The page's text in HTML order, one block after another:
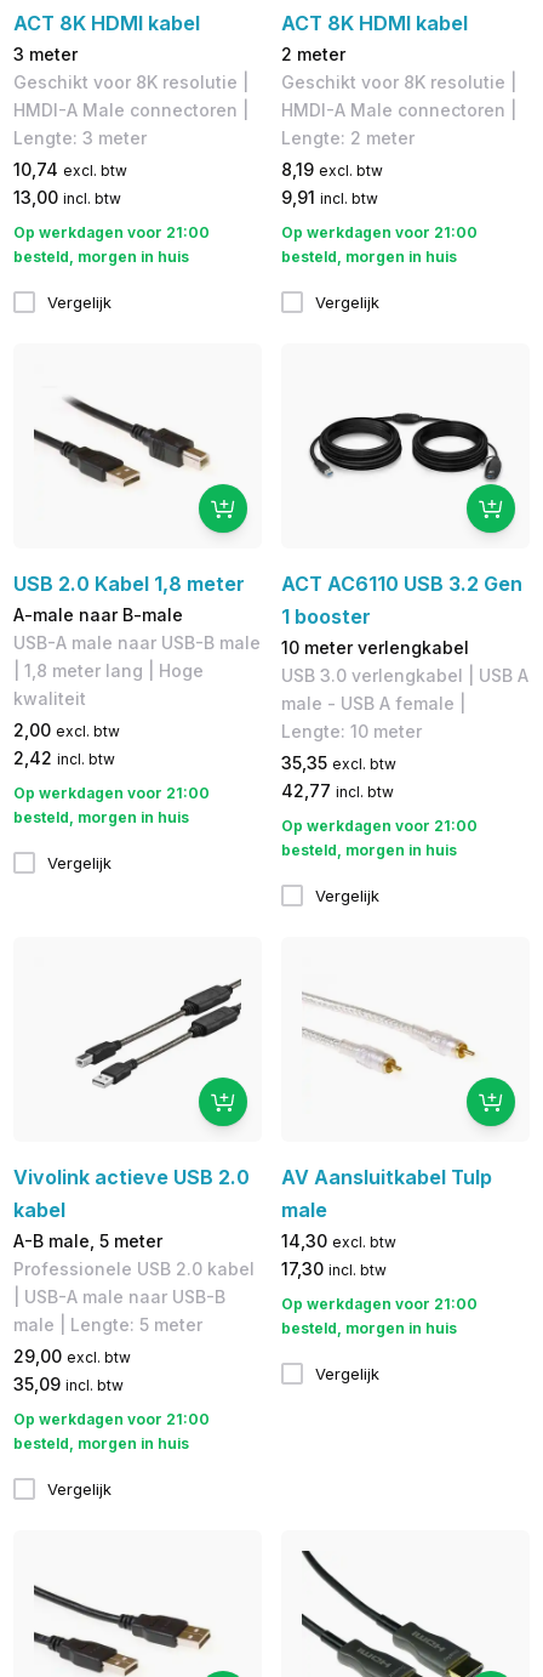
ACT 8K HDMI kabel
3 meter
Geschikt voor 8K resolutie |
HMDI-A Male connectoren |
Lengte: 3 meter
10,74 excl. btw
13,00 incl. btw
Op werkdagen voor 21:00
besteld, morgen in huis
Vergelijk
ACT 8K HDMI kabel
2 meter
Geschikt voor 8K resolutie |
HMDI-A Male connectoren |
Lengte: 2 meter
8,19 excl. btw
9,91 incl. btw
Op werkdagen voor 21:00
besteld, morgen in huis
Vergelijk
USB 2.0 Kabel 1,8 meter
A-male naar B-male
USB-A male naar USB-B male
| 1,8 meter lang | Hoge
kwaliteit
2,00 excl. btw
2,42 incl. btw
Op werkdagen voor 21:00
besteld, morgen in huis
Vergelijk
ACT AC6110 USB 3.2 Gen
1 booster
10 meter verlengkabel
USB 3.0 verlengkabel | USB A
male - USB A female |
Lengte: 10 meter
35,35 excl. btw
42,77 incl. btw
Op werkdagen voor 21:00
besteld, morgen in huis
Vergelijk
Vivolink actieve USB 2.0
kabel
A-B male, 5 meter
Professionele USB 2.0 kabel
| USB-A male naar USB-B
male | Lengte: 5 meter
29,00 excl. btw
35,09 incl. btw
Op werkdagen voor 21:00
besteld, morgen in huis
Vergelijk
AV Aansluitkabel Tulp
male
14,30 excl. btw
17,30 incl. btw
Op werkdagen voor 21:00
besteld, morgen in huis
Vergelijk